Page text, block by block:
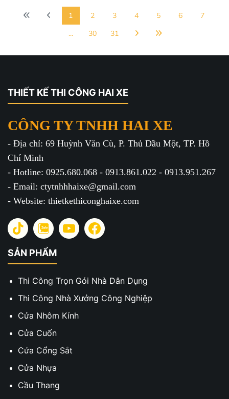
1 2 3 4 5 6
7
...
30 31
THIẾT KẾ THI CÔNG HAI XE
CÔNG TY TNHH HAI XE
- Địa chỉ: 69 Huỳnh Văn Cù, P. Thủ Dầu Một, TP. Hồ
Chí Minh
- Hotline: 0925.680.068 - 0913.861.022 - 0913.951.267
- Email: ctytnhhhaixe@gmail.com
- Website: thietkethiconghaixe.com
SẢN PHẨM
Thi Công Trọn Gói Nhà Dân Dụng
Thi Công Nhà Xưởng Công Nghiệp
Cửa Nhôm Kính
Cửa Cuốn
Cửa Cổng Sắt
Cửa Nhựa
Cầu Thang